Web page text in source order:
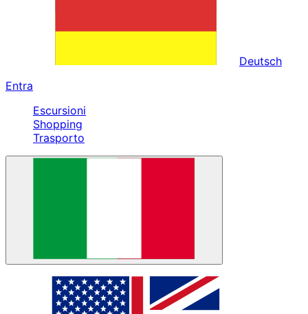
Deutsch
Entra
Escursioni
Shopping
Trasporto